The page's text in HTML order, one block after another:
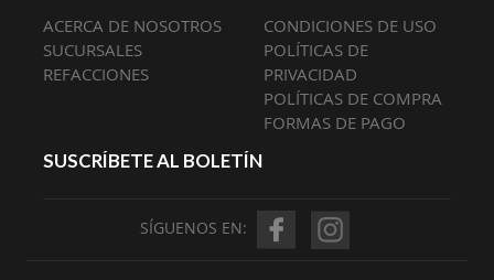
ACERCA DE NOSOTROS
SUCURSALES
REFACCIONES
CONDICIONES DE USO
POLÍTICAS DE
PRIVACIDAD
POLÍTICAS DE COMPRA
FORMAS DE PAGO
SUSCRÍBETE AL BOLETÍN
SÍGUENOS EN: